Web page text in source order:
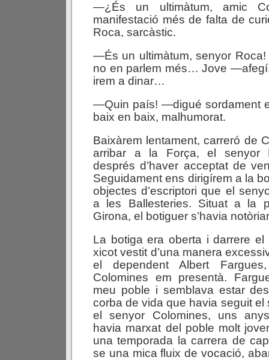
—¿És un ultimàtum, amic
manifestació més de falta de
Roca, sarcàstic.
—És un ultimàtum, senyor Roca!
no en parlem més… Jove
irem a dinar…
—Quin país! —digué sordament
baix en baix, malhumorat.
Baixàrem lentament, carreró de
arribar a la Força, el senyor
després d’haver acceptat de
Seguidament ens dirigírem a la
objectes d’escriptori que el
a les Ballesteries. Situat a la
Girona, el botiguer s’havia
La botiga era oberta i darrere
xicot vestit d’una manera
el dependent Albert
Colomines em presentà.
meu poble i semblava estar
corba de vida que havia seguit el
el senyor Colomines, uns
havia marxat del poble molt
una temporada la carrera de
se una mica fluix de vocació,